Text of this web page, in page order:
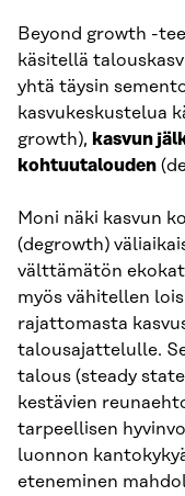
Beyond growth -
käsitellä
yhtä täysin
kasvukeskustelua
growth), kasvun
kohtuutalouden
Moni näki kasvun
(degrowth)
välttämätön
myös vähitellen
rajattomasta
talousajattelulle.
talous (steady
kestävien
tarpeellisen
luonnon
eteneminen